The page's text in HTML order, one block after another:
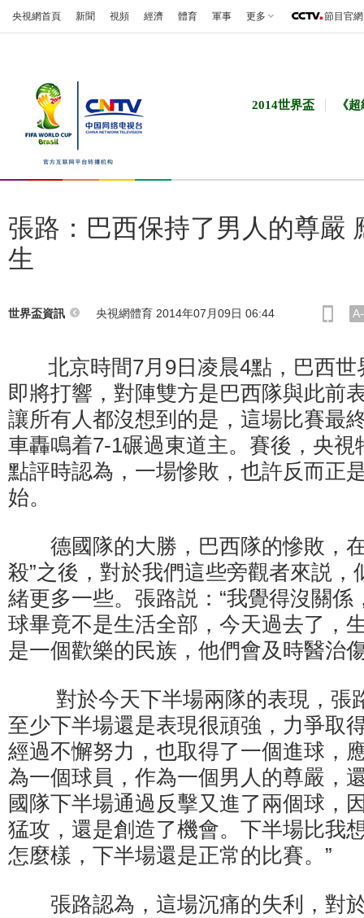
央視網首頁 新聞 視頻 經濟 體育 軍事 更多 節目官網
2014世界盃 《
張路：巴西保持了男人的尊嚴
生
世界盃資訊 央視網體育 2014年07月09日 06:44 A-
北京時間7月9日凌晨4點，巴西世
即將打響，對陣雙方是巴西隊與此前
讓所有人都沒想到的是，這場比賽最
車轟鳴着7-1碾過東道主。賽後，央視
點評時認為，一場慘敗，也許反而正
始。
德國隊的大勝，巴西隊的慘敗，在
殺”之後，對於我們這些旁觀者來説，
緒更多一些。張路説：“我覺得沒關係
球畢竟不是生活全部，今天過去了，
是一個歡樂的民族，他們會及時醫治
對於今天下半場兩隊的表現，張
至少下半場還是表現很頑強，力爭取
經過不懈努力，也取得了一個進球，
為一個球員，作為一個男人的尊嚴，
國隊下半場通過反擊又進了兩個球，
猛攻，還是創造了機會。下半場比我
怎麼樣，下半場還是正常的比賽。”
張路認為，這場沉痛的失利，對